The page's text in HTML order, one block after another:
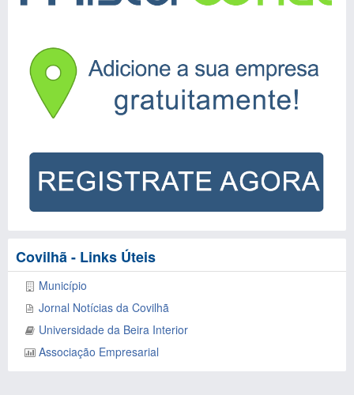
Covilhã - Links Úteis
Município
Jornal Notícias da Covilhã
Universidade da Beira Interior
Associação Empresarial